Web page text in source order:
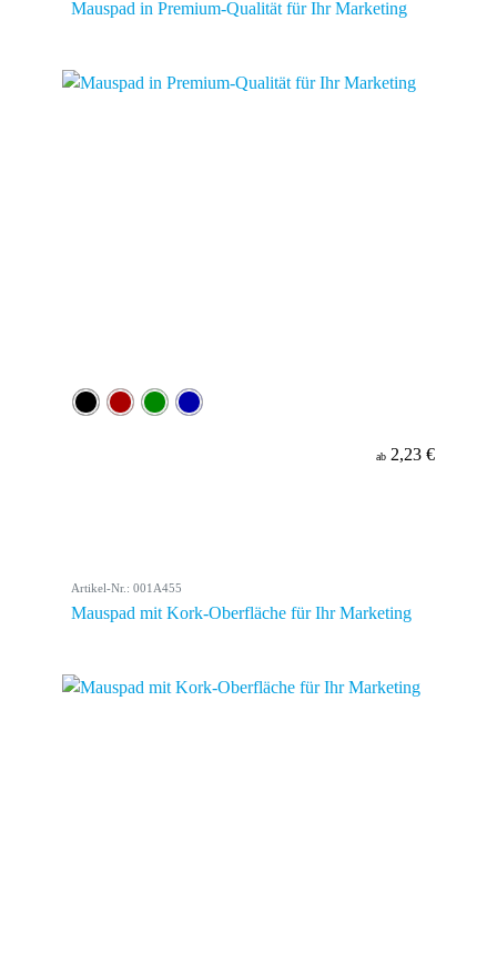
Mauspad in Premium-Qualität für Ihr Marketing
ab 2,23 €
Artikel-Nr.: 001A455
Mauspad mit Kork-Oberfläche für Ihr Marketing